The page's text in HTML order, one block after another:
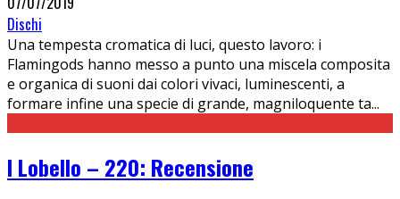
Dischi
Una tempesta cromatica di luci, questo lavoro: i
Flamingods hanno messo a punto una miscela composita
e organica di suoni dai colori vivaci, luminescenti, a
formare infine una specie di grande, magniloquente ta...
I Lobello – 220: Recensione